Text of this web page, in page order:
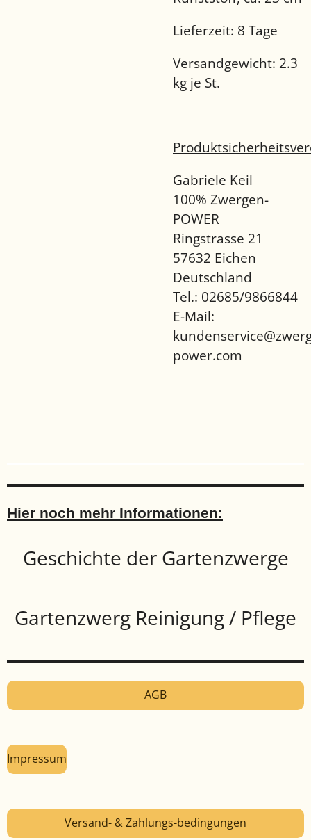
Lieferzeit: 8 Tage
Versandgewicht: 2.3
kg je St.
Gabriele Keil
100% Zwergen-
POWER
Ringstrasse 21
57632 Eichen
Deutschland
Tel.: 02685/9866844
E-Mail:
power.com
Hier noch mehr Informationen:
Geschichte der Gartenzwerge
Gartenzwerg Reinigung / Pflege
AGB
Impressum
Versand- & Zahlungs-bedingungen